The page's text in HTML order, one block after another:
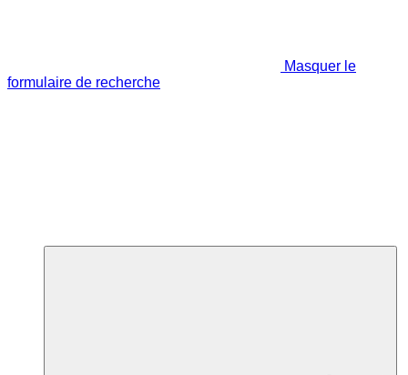
Masquer le
formulaire de recherche